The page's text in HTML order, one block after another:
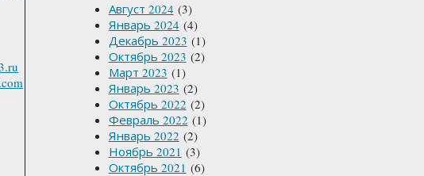
Август 2024 (3)
Январь 2024 (4)
Декабрь 2023 (1)
Октябрь 2023 (2)
Март 2023 (1)
Январь 2023 (2)
Октябрь 2022 (2)
Февраль 2022 (1)
Январь 2022 (2)
Ноябрь 2021 (3)
Октябрь 2021 (6)